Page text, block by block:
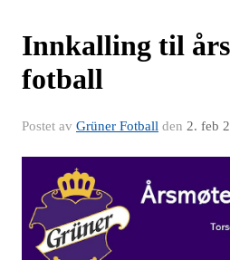
Innkalling til
fotball
Postet av Grüner Fotball den 2. feb